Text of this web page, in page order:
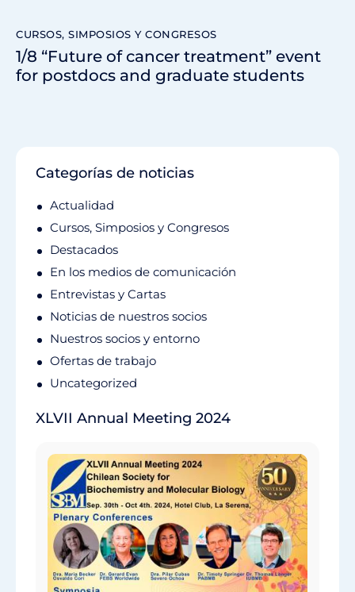
CURSOS, SIMPOSIOS Y CONGRESOS
1/8 “Future of cancer treatment” event
for postdocs and graduate students
Categorías de noticias
Actualidad
Cursos, Simposios y Congresos
Destacados
En los medios de comunicación
Entrevistas y Cartas
Noticias de nuestros socios
Nuestros socios y entorno
Ofertas de trabajo
Uncategorized
XLVII Annual Meeting 2024